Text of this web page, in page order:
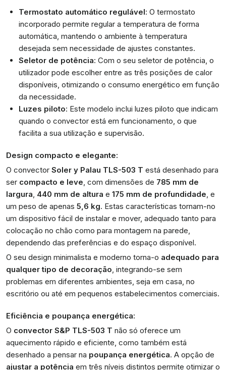
Termostato automático regulável: O termostato
incorporado permite regular a temperatura de forma
automática, mantendo o ambiente à temperatura
desejada sem necessidade de ajustes constantes.
Seletor de potência: Com o seu seletor de potência, o
utilizador pode escolher entre as três posições de calor
disponíveis, otimizando o consumo energético em função
da necessidade.
Luzes piloto: Este modelo inclui luzes piloto que indicam
quando o convector está em funcionamento, o que
facilita a sua utilização e supervisão.
Design compacto e elegante:
O convector Soler y Palau TLS-503 T está desenhado para
ser compacto e leve, com dimensões de 785 mm de
largura, 440 mm de altura e 175 mm de profundidade, e
um peso de apenas 5,6 kg. Estas características tornam-no
um dispositivo fácil de instalar e mover, adequado tanto para
colocação no chão como para montagem na parede,
dependendo das preferências e do espaço disponível.
O seu design minimalista e moderno torna-o adequado para
qualquer tipo de decoração, integrando-se sem
problemas em diferentes ambientes, seja em casa, no
escritório ou até em pequenos estabelecimentos comerciais.
Eficiência e poupança energética:
O convector S&P TLS-503 T não só oferece um
aquecimento rápido e eficiente, como também está
desenhado a pensar na poupança energética. A opção de
ajustar a potência em três níveis distintos permite otimizar o